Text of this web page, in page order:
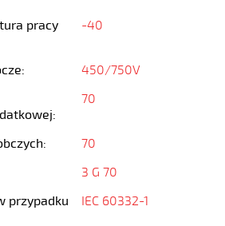
pracy
-40
450/750V
70
70
3 G 70
przypadku
IEC 60332-1